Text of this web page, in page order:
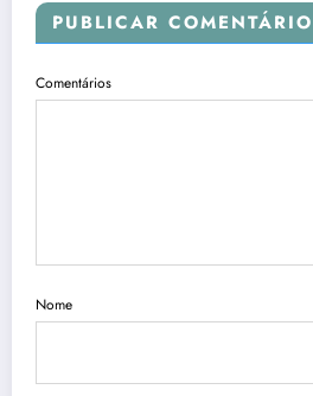
PUBLICAR COMENTÁRIO
Comentários
Nome